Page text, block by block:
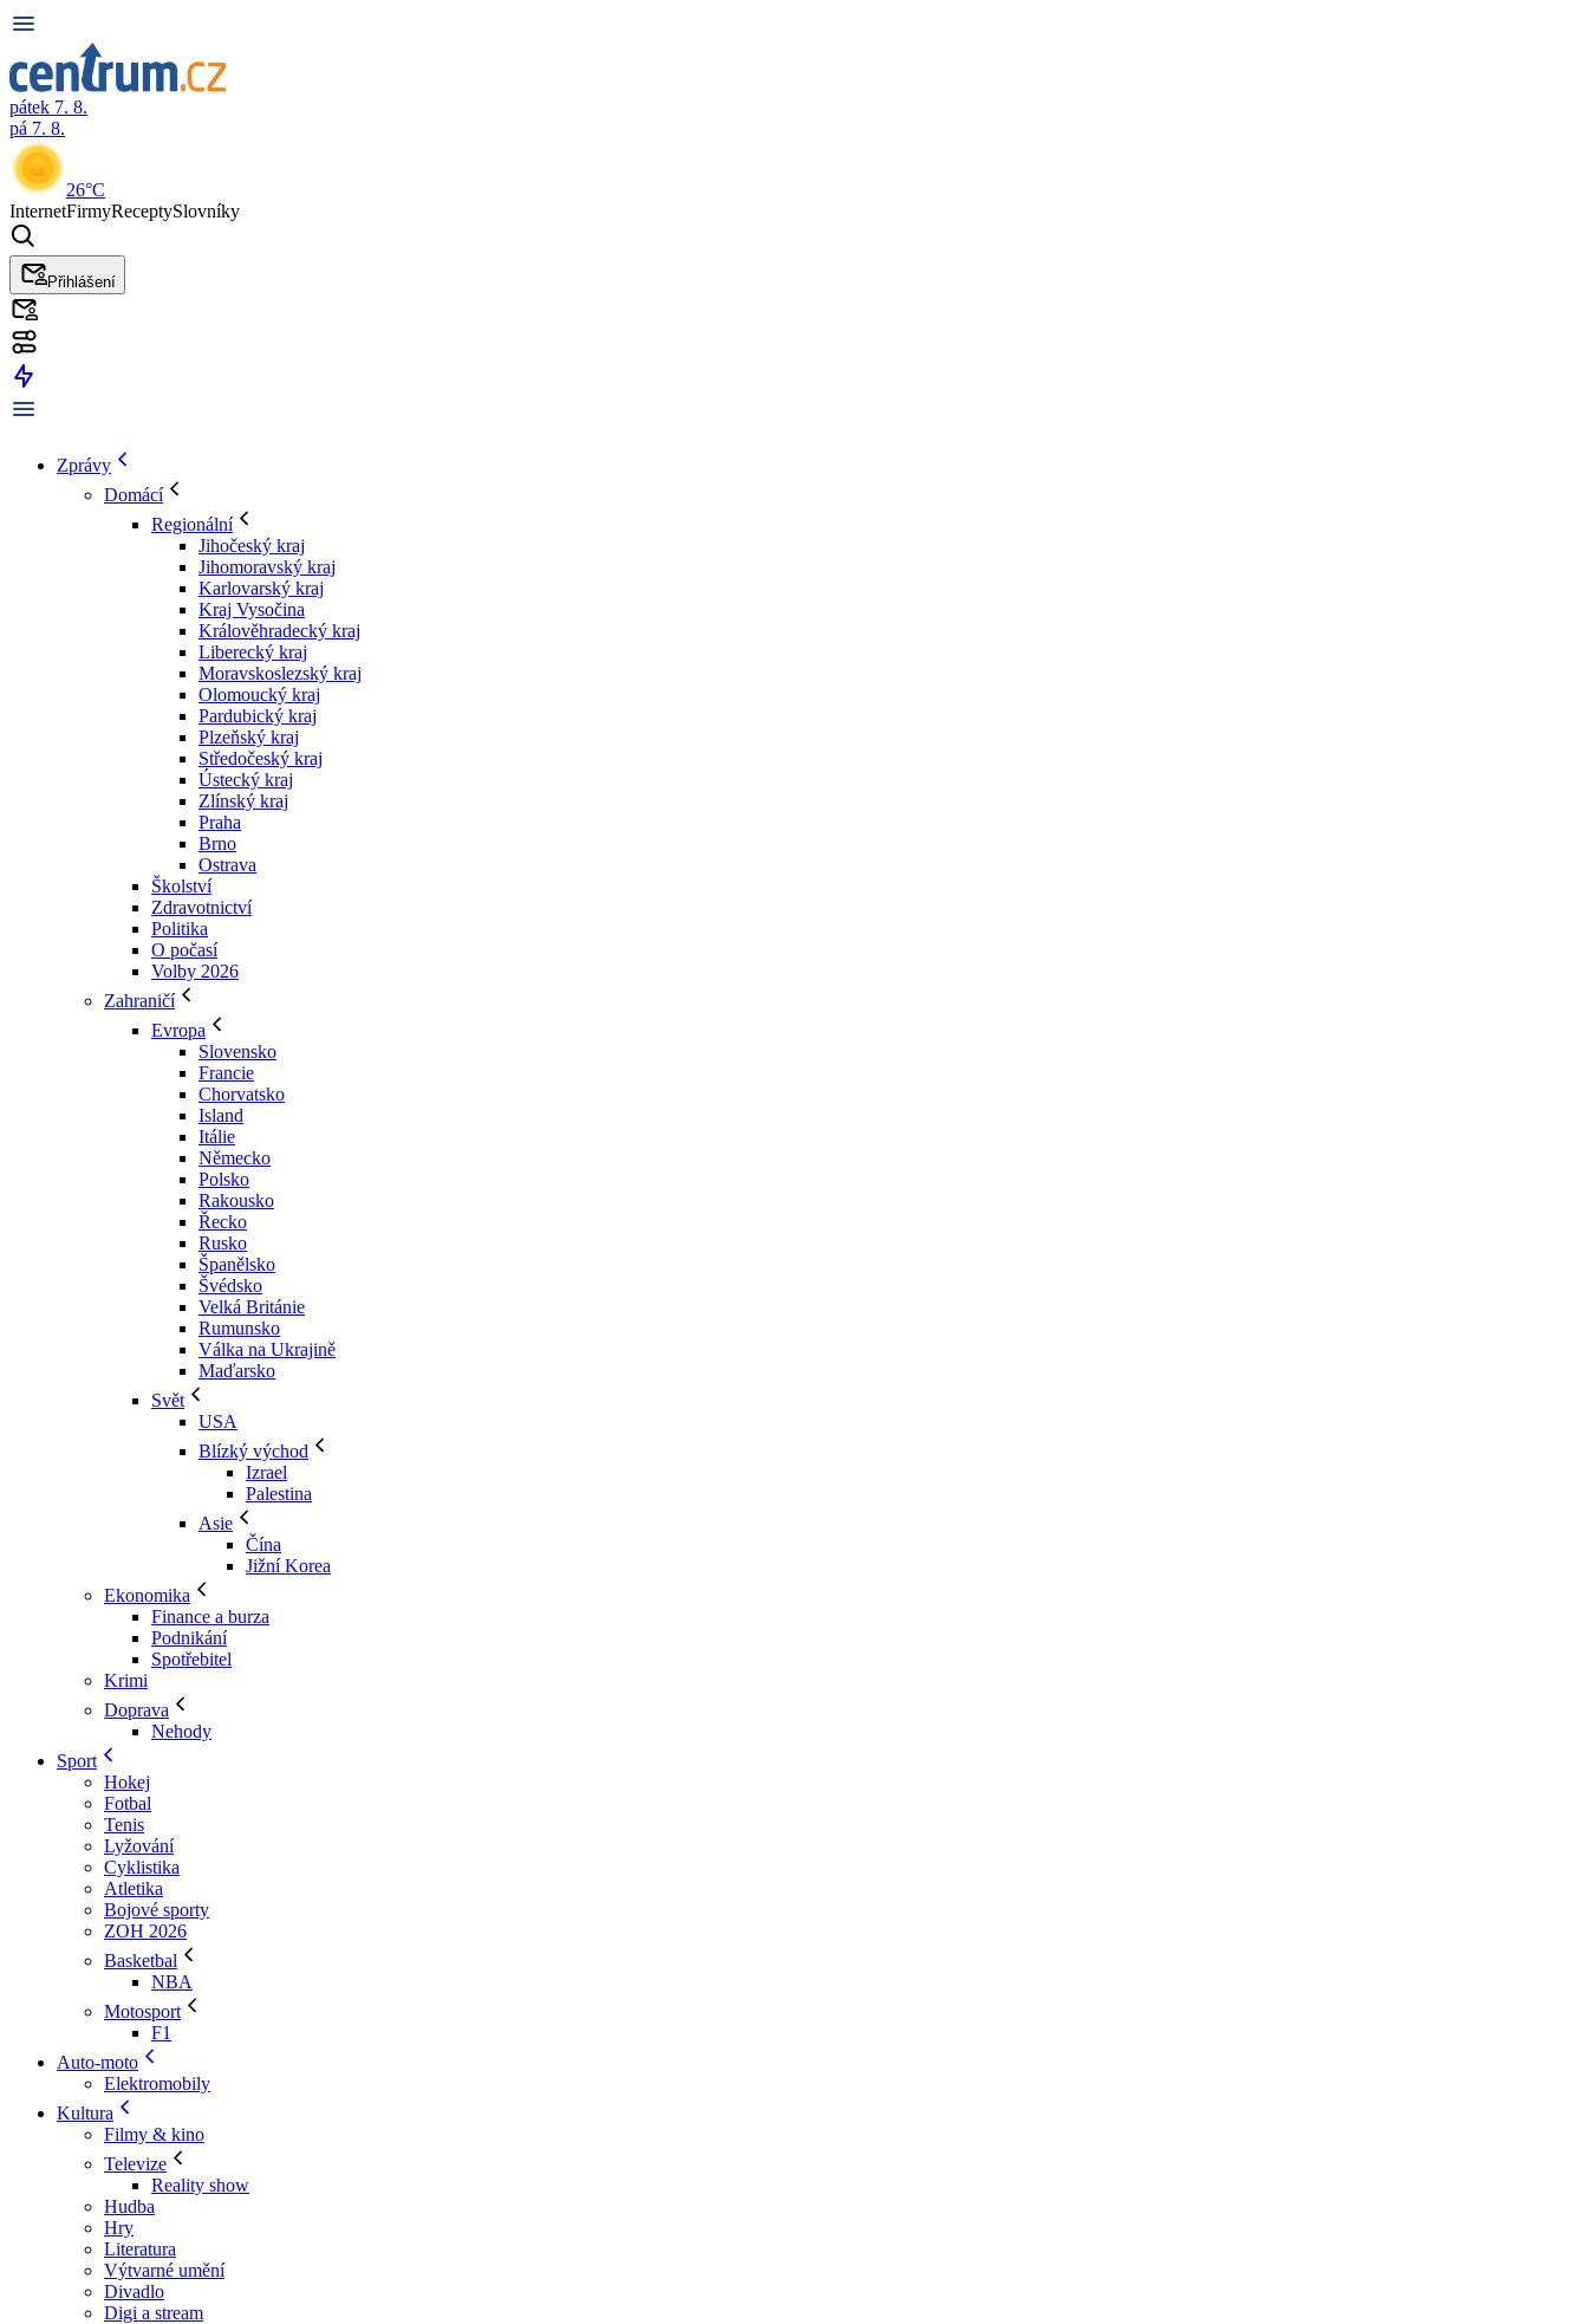
pátek 7. 8.
pá 7. 8.
26°C
InternetFirmyReceptySlovníky
Přihlášení
Zprávy
Domácí
Regionální
Jihočeský kraj
Jihomoravský kraj
Karlovarský kraj
Kraj Vysočina
Králověhradecký kraj
Liberecký kraj
Moravskoslezský kraj
Olomoucký kraj
Pardubický kraj
Plzeňský kraj
Středočeský kraj
Ústecký kraj
Zlínský kraj
Praha
Brno
Ostrava
Školství
Zdravotnictví
Politika
O počasí
Volby 2026
Zahraničí
Evropa
Slovensko
Francie
Chorvatsko
Island
Itálie
Německo
Polsko
Rakousko
Řecko
Rusko
Španělsko
Švédsko
Velká Británie
Rumunsko
Válka na Ukrajině
Maďarsko
Svět
USA
Blízký východ
Izrael
Palestina
Asie
Čína
Jižní Korea
Ekonomika
Finance a burza
Podnikání
Spotřebitel
Krimi
Doprava
Nehody
Sport
Hokej
Fotbal
Tenis
Lyžování
Cyklistika
Atletika
Bojové sporty
ZOH 2026
Basketbal
NBA
Motosport
F1
Auto-moto
Elektromobily
Kultura
Filmy & kino
Televize
Reality show
Hudba
Hry
Literatura
Výtvarné umění
Divadlo
Digi a stream